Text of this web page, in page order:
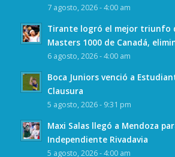
7 agosto, 2026 - 4:00 am
Tirante logró el mejor triunfo
Masters 1000 de Canadá,
6 agosto, 2026 - 4:00 am
Boca Juniors venció a
Clausura
5 agosto, 2026 - 9:31 pm
Maxi Salas llegó a Mendoza
Independiente Rivadavia
5 agosto, 2026 - 4:00 am